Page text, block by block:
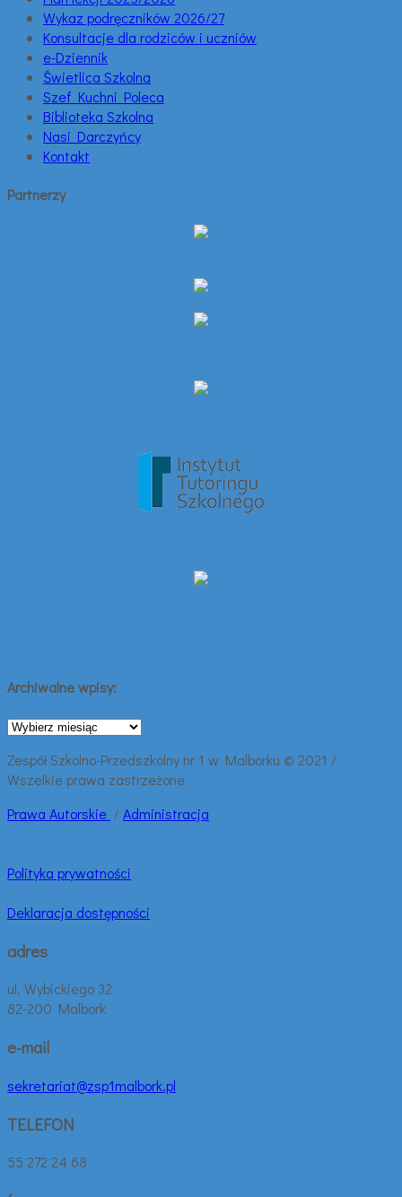
Wykaz podręczników 2026/27
Konsultacje dla rodziców i uczniów
e-Dziennik
Świetlica Szkolna
Szef Kuchni Poleca
Biblioteka Szkolna
Nasi Darczyńcy
Kontakt
Partnerzy
Archiwalne wpisy:
Archiwalne
Zespół Szkolno-Przedszkolny nr 1 w Malborku © 2021 /
Wszelkie prawa zastrzeżone
Prawa Autorskie /Administracja
Polityka prywatności
Deklaracja dostępności
adres
ul. Wybickiego 32
82-200 Malbork
e-mail
sekretariat@zsp1malbork.pl
TELEFON
55 272 24 68